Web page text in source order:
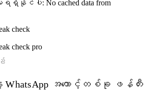
င်ပါ: No cached data from
check
check pro
နဲ့ WhatsApp အကောင့်တစ်ခု ဖန်တီး